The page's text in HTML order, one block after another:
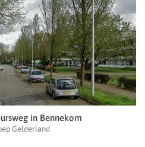
in Bennekom
Gelderland